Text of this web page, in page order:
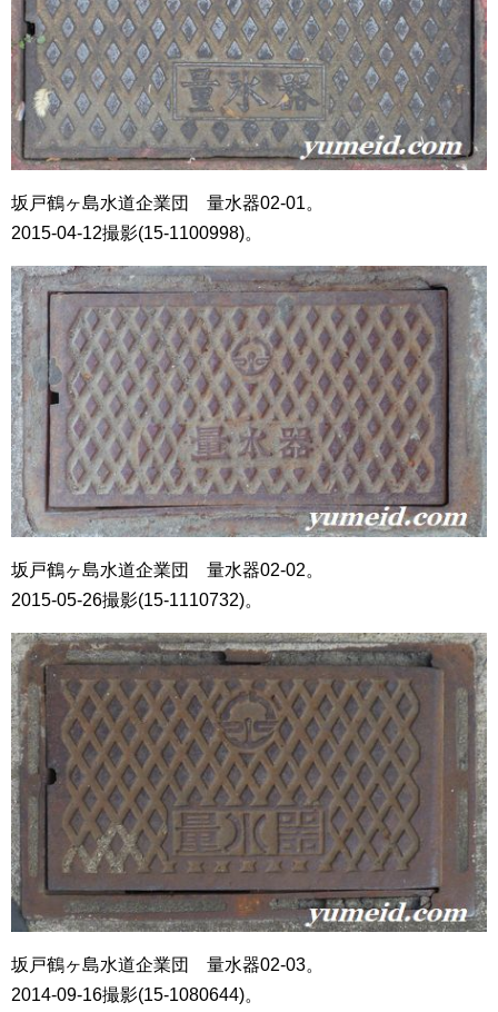
坂戸鶴ヶ島水道企業団 量水器02-01。
2015-04-12撮影(15-1100998)。
坂戸鶴ヶ島水道企業団 量水器02-02。
2015-05-26撮影(15-1110732)。
坂戸鶴ヶ島水道企業団 量水器02-03。
2014-09-16撮影(15-1080644)。